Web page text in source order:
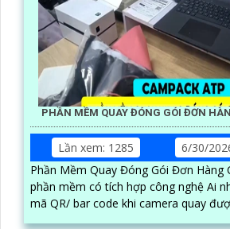
PHẦN MỀM QUAY ĐÓNG GÓI ĐƠN
Lần xem: 1285
6/30/
Phần Mềm Quay Đóng Gói Đơn Hàng
phần mềm có tích hợp công nghệ Ai
mã QR/ bar code khi camera quay